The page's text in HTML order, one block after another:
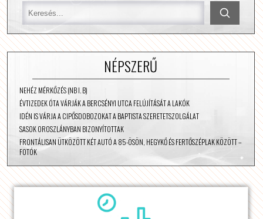
NÉPSZERŰ
NEHÉZ MÉRKŐZÉS (NB I. B)
ÉVTIZEDEK ÓTA VÁRJÁK A BERCSÉNYI UTCA FELÚJÍTÁSÁT A LAKÓK
IDÉN IS VÁRJA A CIPŐSDOBOZOKAT A BAPTISTA SZERETETSZOLGÁLAT
SASOK OROSZLÁNYBAN BIZONYÍTOTTAK
FRONTÁLISAN ÜTKÖZÖTT KÉT AUTÓ A 85-ÖSÖN, HEGYKŐ ÉS FERTŐSZÉPLAK KÖZÖTT –
FOTÓK